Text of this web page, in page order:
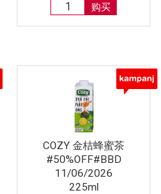
购买
COZY 金桔蜂蜜茶
#50%OFF#BBD
11/06/2026
225ml